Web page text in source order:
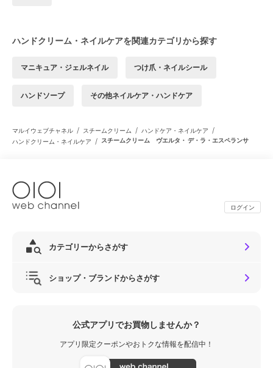
ハンドクリーム・ネイルケアを関連カテゴリから探す
マニキュア・ジェルネイル つけ爪・ネイルシール
ハンドソープ その他ネイルケア・ハンドケア
マルイウェブチャネル / スチームクリーム / ハンドケア・ネイルケア /
ハンドクリーム・ネイルケア / スチームクリーム ヴエルタ・ デ・ラ・エスペランサ
ログイン
カテゴリーからさがす
ショップ・ブランドからさがす
公式アプリでお買物しませんか？
アプリ限定クーポンやおトクな情報を配信中！